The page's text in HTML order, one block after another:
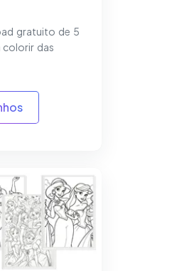
gratuito de 5
colorir das